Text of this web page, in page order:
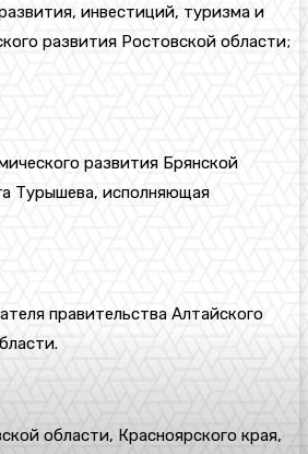
инвестиций, туризма и
развития Ростовской области;
развития Брянской
Турышева, исполняющая
правительства Алтайского
области, Красноярского края,